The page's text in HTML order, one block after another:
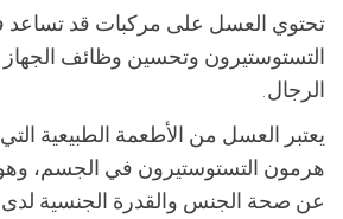
تحتوي العسل على مركبات قد
التستوستيرون وتحسين وظائف
الرجال.
يعتبر العسل من الأطعمة الطبيعية
هرمون التستوستيرون في الجسم،
عن صحة الجنس والقدرة الجنسية لدى